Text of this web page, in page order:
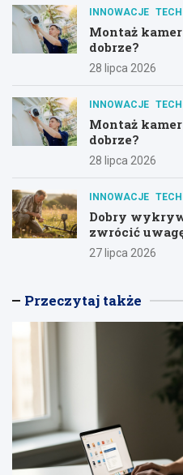
INNOWACJE
Montaż
dobrze?
28 lipca 2026
INNOWACJE
Montaż
dobrze?
28 lipca 2026
INNOWACJE
Dobry
zwrócić
27 lipca 2026
Przeczytaj także